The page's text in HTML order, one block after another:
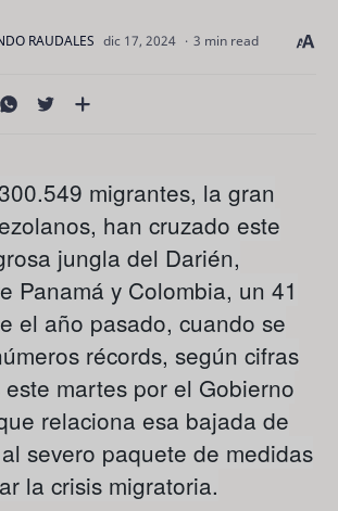
3 min read
migrantes, la gran
han cruzado este
jungla del Darién,
Panamá y Colombia, un 41
el año pasado, cuando se
récords, según cifras
martes por el Gobierno
relaciona esa bajada de
severo paquete de medidas
la crisis migratoria.